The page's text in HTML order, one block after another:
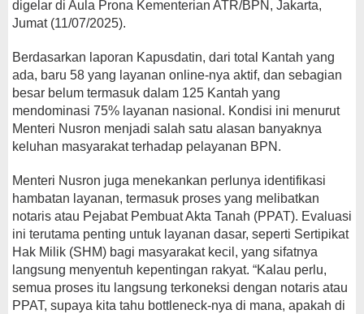
digelar di Aula Prona Kementerian ATR/BPN, Jakarta,
Jumat (11/07/2025).
Berdasarkan laporan Kapusdatin, dari total Kantah yang
ada, baru 58 yang layanan online-nya aktif, dan sebagian
besar belum termasuk dalam 125 Kantah yang
mendominasi 75% layanan nasional. Kondisi ini menurut
Menteri Nusron menjadi salah satu alasan banyaknya
keluhan masyarakat terhadap pelayanan BPN.
Menteri Nusron juga menekankan perlunya identifikasi
hambatan layanan, termasuk proses yang melibatkan
notaris atau Pejabat Pembuat Akta Tanah (PPAT). Evaluasi
ini terutama penting untuk layanan dasar, seperti Sertipikat
Hak Milik (SHM) bagi masyarakat kecil, yang sifatnya
langsung menyentuh kepentingan rakyat. “Kalau perlu,
semua proses itu langsung terkoneksi dengan notaris atau
PPAT, supaya kita tahu bottleneck-nya di mana, apakah di